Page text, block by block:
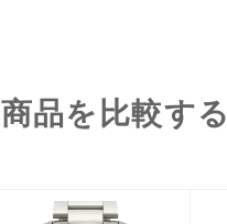
商品を比較する